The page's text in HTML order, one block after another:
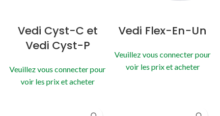
Vedi Cyst-C et
Vedi Cyst-P
Veuillez vous connecter pour
voir les prix et acheter
Vedi Flex-En-Un
Veuillez vous connecter pour
voir les prix et acheter